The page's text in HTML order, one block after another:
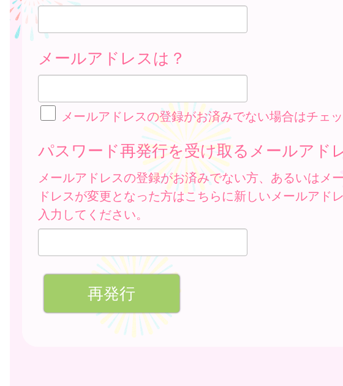
メールアドレスは？
メールアドレスの登録がお済みでない場合はチェ
パスワード再発行を受け取るメールアド
メールアドレスの登録がお済みでない方、あるいはメ
ドレスが変更となった方はこちらに新しいメールアド
入力してください。